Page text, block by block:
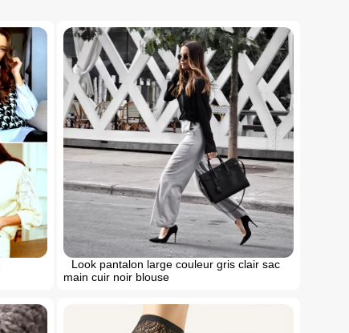
Look pantalon large couleur gris clair sac
main cuir noir blouse